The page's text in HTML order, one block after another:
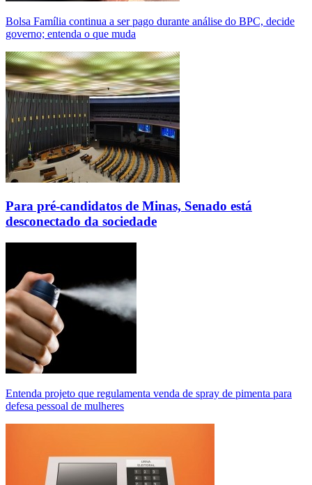
Bolsa Família continua a ser pago durante análise do BPC, decide
governo; entenda o que muda
Para pré-candidatos de Minas, Senado está
desconectado da sociedade
Entenda projeto que regulamenta venda de spray de pimenta para
defesa pessoal de mulheres